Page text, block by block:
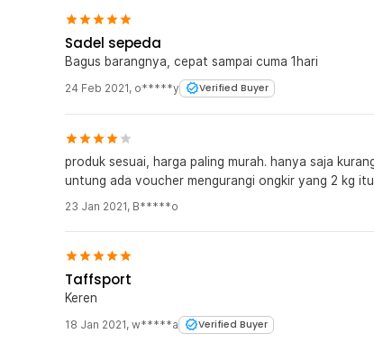
Sadel sepeda
Bagus barangnya, cepat sampai cuma 1hari
24 Feb 2021, o*****y Verified Buyer
produk sesuai, harga paling murah. hanya saja
untung ada voucher mengurangi ongkir yang 2 kg
23 Jan 2021, B*****o
Taffsport
Keren
18 Jan 2021, w*****a Verified Buyer